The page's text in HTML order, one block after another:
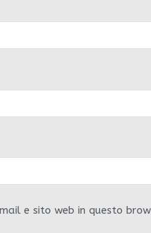
e sito web in questo